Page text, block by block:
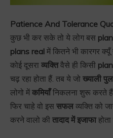
Patience And Tolerance
कुछ भी कर सके तो ये लोग बस
plans real में कितने भी कारगर
कोई दूसरा व्यक्तिवैसे ही किसी plan
चढ़ रहा होता हैं. तब ये जो ख्याली
लोगो में कमियाँनिकलना शुरू करते हैं
फिर चाहे वो इस सफल व्यक्ति को
करने वालो की तादाद में इजाफाहोता